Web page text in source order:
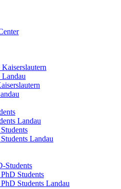
Kaiserslautern
Landau
Landau
Landau
Students
Students
Students Landau